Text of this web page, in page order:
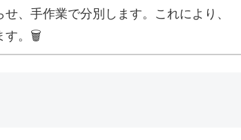
、手作業で分別します。これにより、
す。🗑️